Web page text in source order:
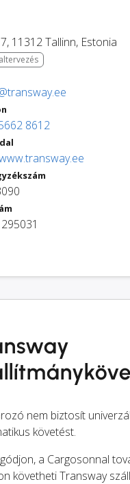
, 11312Tallinn, Estonia
8612
nem biztosít
követést.
a Cargosonnal
követheti Transway